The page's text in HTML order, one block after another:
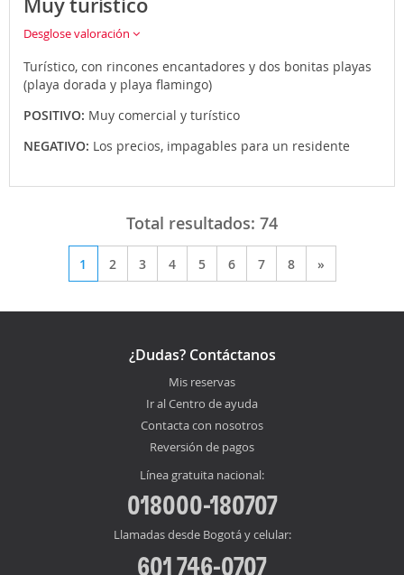
Muy turístico
Desglose valoración
Turístico, con rincones encantadores y dos bonitas playas
(playa dorada y playa flamingo)
POSITIVO: Muy comercial y turístico
NEGATIVO: Los precios, impagables para un residente
Total resultados: 74
1 2 3 4 5 6 7 8 »
¿Dudas? Contáctanos
Mis reservas
Ir al Centro de ayuda
Contacta con nosotros
Reversión de pagos
Línea gratuita nacional:
018000-180707
Llamadas desde Bogotá y celular:
601 746-0707